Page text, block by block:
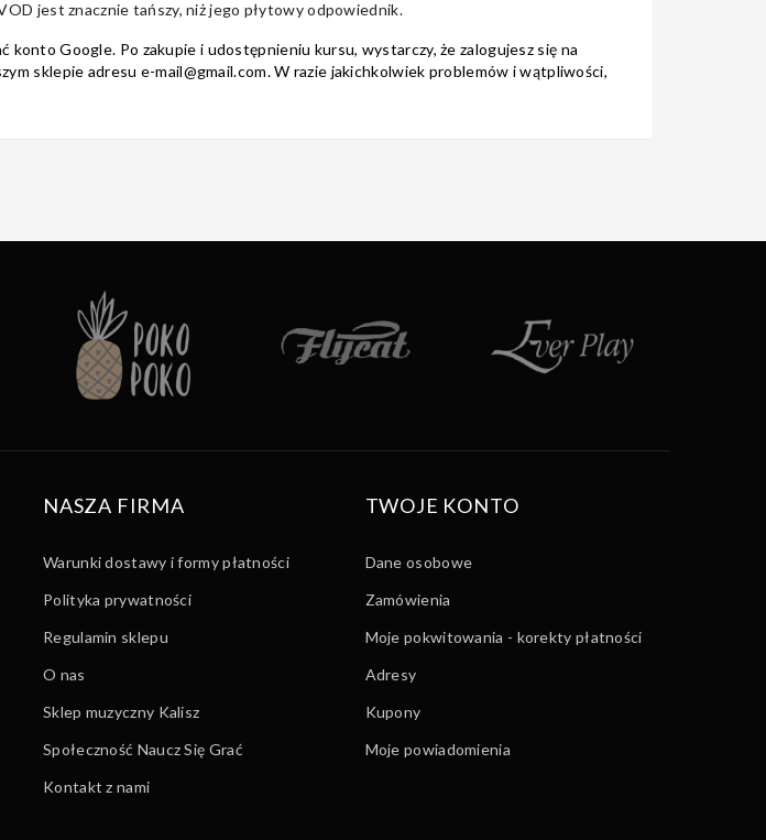
jest znacznie tańszy, niż jego płytowy odpowiednik.
konto Google. Po zakupie i udostępnieniu kursu, wystarczy, że zalogujesz się na
sklepie adresu e-mail@gmail.com. W razie jakichkolwiek problemów i wątpliwości,
NASZA FIRMA
Warunki dostawy i formy płatności
Polityka prywatności
Regulamin sklepu
O nas
Sklep muzyczny Kalisz
Społeczność Naucz Się Grać
Kontakt z nami
TWOJE KONTO
Dane osobowe
Zamówienia
Moje pokwitowania - korekty płatności
Adresy
Kupony
Moje powiadomienia